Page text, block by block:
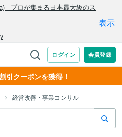
引クーポンを獲得！
経営改善・事業コンサル